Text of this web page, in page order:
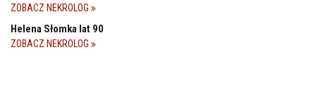
ZOBACZ NEKROLOG
Helena Słomka lat 90
ZOBACZ NEKROLOG